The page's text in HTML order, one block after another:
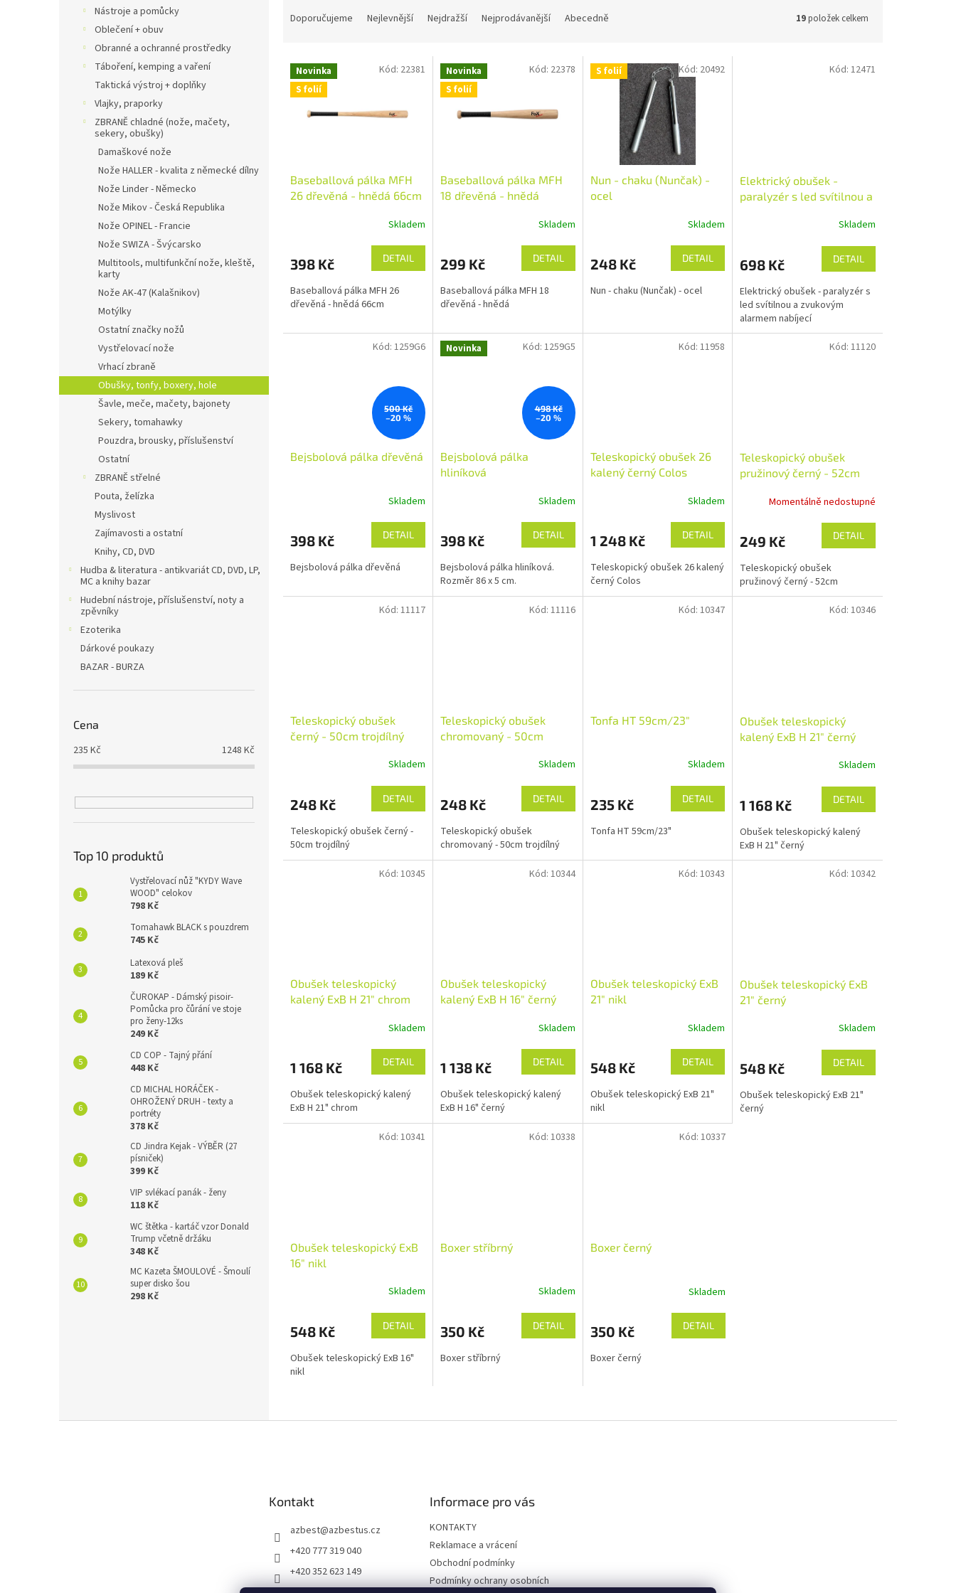
Nástroje a pomůcky
Oblečení + obuv
Obranné a ochranné prostředky
Táboření, kemping a vaření
Taktická výstroj + doplňky
Vlajky, praporky
ZBRANĚ chladné (nože, mačety,
sekery, obušky)
Damaškové nože
Nože HALLER - kvalita z německé dílny
Nože Linder - Německo
Nože Mikov - Česká Republika
Nože OPINEL - Francie
Nože SWIZA - Švýcarsko
Multitools, multifunkční nože, kleště,
karty
Nože AK-47 (Kalašnikov)
Motýlky
Ostatní značky nožů
Vystřelovací nože
Vrhací zbraně
Obušky, tonfy, boxery, hole
Šavle, meče, mačety, bajonety
Sekery, tomahawky
Pouzdra, brousky, příslušenství
Ostatní
ZBRANĚ střelné
Pouta, želízka
Myslivost
Zajímavosti a ostatní
Knihy, CD, DVD
Hudba & literatura - antikvariát CD, DVD, LP,
MC a knihy bazar
Hudební nástroje, příslušenství, noty a
zpěvníky
Ezoterika
Dárkové poukazy
BAZAR - BURZA
Cena
235 Kč 1248 Kč
Top 10 produktů
Vystřelovací nůž "KYDY Wave
WOOD" celokov
798 Kč
Tomahawk BLACK s pouzdrem
745 Kč
Latexová pleš
189 Kč
ČUROKAP - Dámský pisoir-
Pomůcka pro čůrání ve stoje
pro ženy-12ks
249 Kč
CD COP - Tajný přání
448 Kč
CD MICHAL HORÁČEK -
OHROŽENÝ DRUH - texty a
portréty
378 Kč
CD Jindra Kejak - VÝBĚR (27
písniček)
399 Kč
VIP svlékací panák - ženy
118 Kč
WC štětka - kartáč vzor Donald
Trump včetně držáku
348 Kč
MC Kazeta ŠMOULOVÉ - Šmoulí
super disko šou
298 Kč
n
p
Doporučujeme Nejlevnější Nejdražší Nejprodávanější Abecedně 19položek celkem
V
p
Novinka
S folií
Baseballová pálka MFH
26 dřevěná - hnědá 66cm
Skladem
398 Kč DETAIL
Baseballová pálka MFH 26
dřevěná - hnědá 66cm
Kód: 22381
Novinka
S folií
Baseballová pálka MFH
18 dřevěná - hnědá
Skladem
299 Kč DETAIL
Baseballová pálka MFH 18
dřevěná - hnědá
Kód: 22378 S folií
Nun - chaku (Nunčak) -
ocel
Skladem
248 Kč DETAIL
Nun - chaku (Nunčak) - ocel
Kód: 20492
Elektrický obušek -
paralyzér s led svítilnou a
Skladem
698 Kč DETAIL
Elektrický obušek - paralyzér s
led svítilnou a zvukovým
alarmem nabíjecí
Kód: 12471
500 Kč
–20 %
Bejsbolová pálka dřevěná
Skladem
398 Kč DETAIL
Bejsbolová pálka dřevěná
Kód: 1259G6 Novinka
498 Kč
–20 %
Bejsbolová pálka
hliníková
Skladem
398 Kč DETAIL
Bejsbolová pálka hliníková.
Rozměr 86 x 5 cm.
Kód: 1259G5
Teleskopický obušek 26
kalený černý Colos
Skladem
1 248 Kč DETAIL
Teleskopický obušek 26 kalený
černý Colos
Kód:11958
Teleskopický obušek
pružinový černý - 52cm
Momentálně nedostupné
249 Kč DETAIL
Teleskopický obušek
pružinový černý - 52cm
Kód: 11120
Teleskopický obušek
černý - 50cm trojdílný
Skladem
248 Kč DETAIL
Teleskopický obušek černý -
50cm trojdílný
Kód: 11117
Teleskopický obušek
chromovaný - 50cm
Skladem
248 Kč DETAIL
Teleskopický obušek
chromovaný - 50cm trojdílný
Kód: 11116
Tonfa HT 59cm/23"
Skladem
235 Kč DETAIL
Tonfa HT 59cm/23"
Kód:10347
Obušek teleskopický
kalený ExB H 21" černý
Skladem
1 168 Kč DETAIL
Obušek teleskopický kalený
ExB H 21" černý
Kód: 10346
Obušek teleskopický
kalený ExB H 21" chrom
Skladem
1 168 Kč DETAIL
Obušek teleskopický kalený
ExB H 21" chrom
Kód: 10345
Obušek teleskopický
kalený ExB H 16" černý
Skladem
1 138 Kč DETAIL
Obušek teleskopický kalený
ExB H 16" černý
Kód: 10344
Obušek teleskopický ExB
21" nikl
Skladem
548 Kč DETAIL
Obušek teleskopický ExB 21"
nikl
Kód:10343
Obušek teleskopický ExB
21" černý
Skladem
548 Kč DETAIL
Obušek teleskopický ExB 21"
černý
Kód: 10342
Obušek teleskopický ExB
16" nikl
Skladem
548 Kč DETAIL
Obušek teleskopický ExB 16"
nikl
Kód: 10341
Boxer stříbrný
Skladem
350 Kč DETAIL
Boxer stříbrný
Kód: 10338
Boxer černý
Skladem
350 Kč DETAIL
Boxer černý
Kód:10337
v
v
Kontakt
azbest@azbestus.cz
+420 777 319 040
+420 352 623 149
Informace pro vás
KONTAKTY
Reklamace a vrácení
Obchodní podmínky
Podmínky ochrany osobních